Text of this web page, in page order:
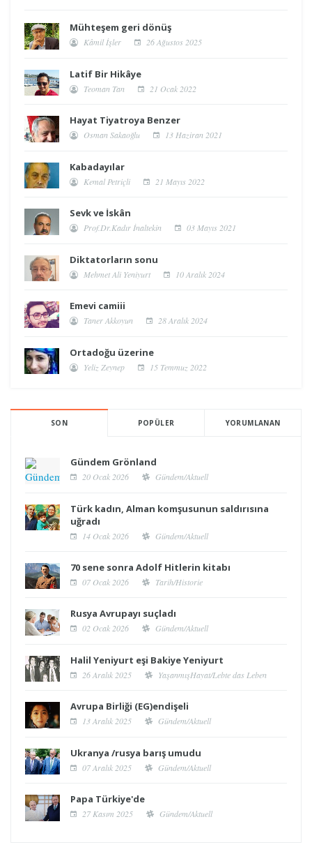
Mühteşem geri dönüş
Kâmil İşler 26 Ağustos 2025
Latif Bir Hikâye
Teoman Tan 21 Ocak 2022
Hayat Tiyatroya Benzer
Osman Sakaoğlu 13 Haziran 2021
Kabadayılar
Kemal Petriçli 21 Mayıs 2022
Sevk ve İskân
Prof.Dr.Kadır İnaltekin 03 Mayıs 2021
Diktatorların sonu
Mehmet Ali Yeniyurt 10 Aralık 2024
Emevi camiii
Taner Akkoyun 28 Aralık 2024
Ortadoğu üzerine
Yeliz Zeynep 15 Temmuz 2022
SON POPÜLER YORUMLANAN
Gündem Grönland
20 Ocak 2026 Gündem/Aktuell
Türk kadın, Alman komşusunun saldırısına
uğradı
14 Ocak 2026 Gündem/Aktuell
70 sene sonra Adolf Hitlerin kitabı
07 Ocak 2026 Tarih/Historie
Rusya Avrupayı suçladı
02 Ocak 2026 Gündem/Aktuell
Halil Yeniyurt eşi Bakiye Yeniyurt
26 Aralık 2025 YaşanmışHayat/Lebte das Leben
Avrupa Birliği (EG)endişeli
13 Aralık 2025 Gündem/Aktuell
Ukranya /rusya barış umudu
07 Aralık 2025 Gündem/Aktuell
Papa Türkiye'de
27 Kasım 2025 Gündem/Aktuell